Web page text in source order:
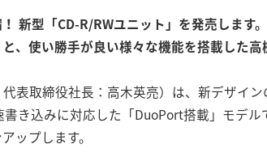
新型「CD-R/RWユニット」を発売します
、使い勝手が良い様々な機能を搭載した高
表取締役社長：高木英亮）は、新デザイ
き込みに対応した「DuoPort搭載」モデル
ップします。